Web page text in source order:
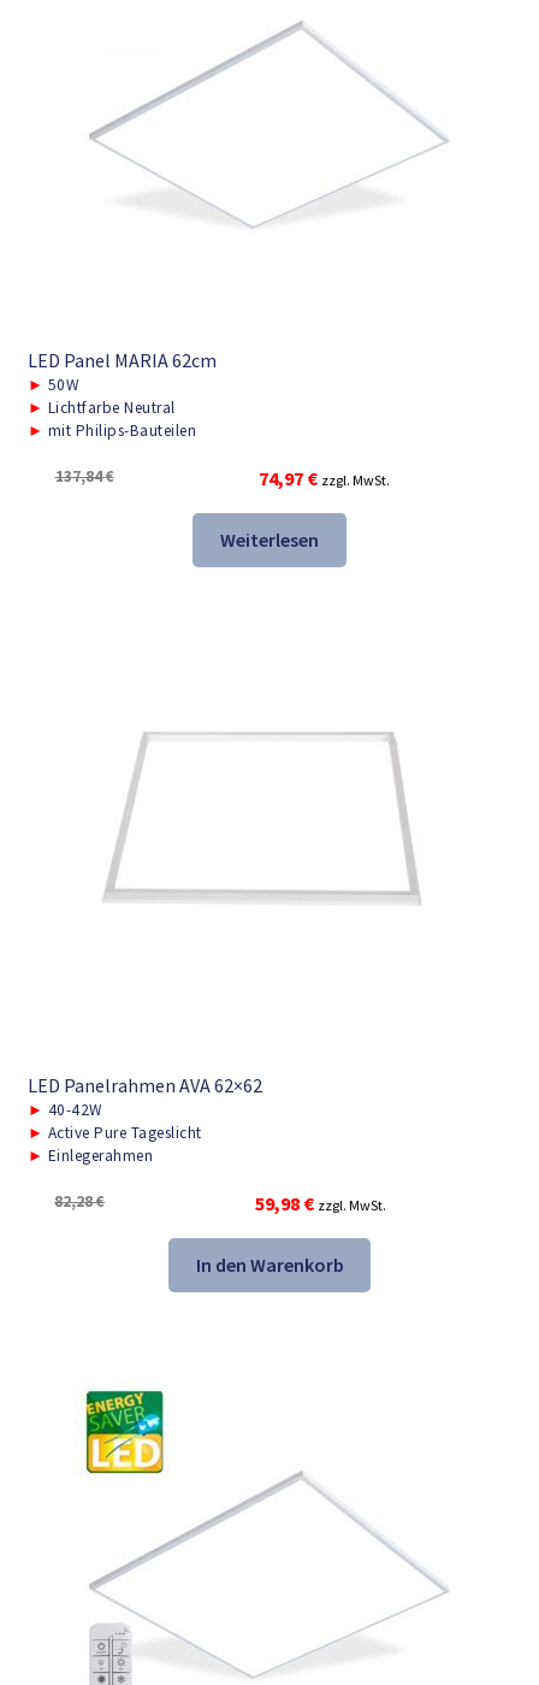
LED Panel MARIA 62cm
► 50W
► Lichtfarbe Neutral
► mit Philips-Bauteilen
137,84€
Ursprünglicher
Preis
war:
137,84 €
74,97 €Aktueller
Preis
ist:
74,97 €.
zzgl. MwSt.
Weiterlesen
LED Panelrahmen AVA 62×62
► 40-42W
► Active Pure Tageslicht
► Einlegerahmen
82,28€
Ursprünglicher
Preis
war:
82,28 €
59,98 €Aktueller
Preis
ist:
59,98 €.
zzgl. MwSt.
In den Warenkorb